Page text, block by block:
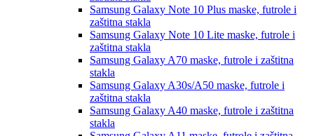
Samsung Galaxy Note 10 Plus maske, futrole i
zaštitna stakla
Samsung Galaxy Note 10 Lite maske, futrole i
zaštitna stakla
Samsung Galaxy A70 maske, futrole i zaštitna
stakla
Samsung Galaxy A30s/A50 maske, futrole i
zaštitna stakla
Samsung Galaxy A40 maske, futrole i zaštitna
stakla